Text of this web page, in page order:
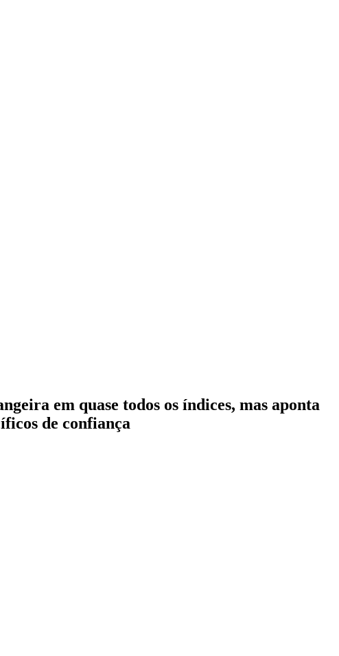
em quase todos os índices, mas aponta
de confiança